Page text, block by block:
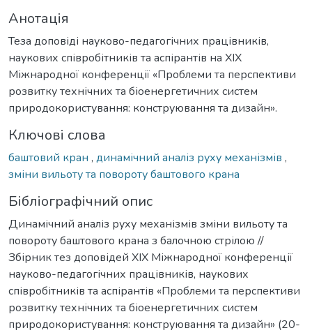
Анотація
Теза доповіді науково-педагогічних працівників,
наукових співробітників та аспірантів на XIX
Міжнародної конференції «Проблеми та перспективи
розвитку технічних та біоенергетичних систем
природокористування: конструювання та дизайн».
Ключові слова
баштовий кран , динамічний аналіз руху механізмів ,
зміни вильоту та повороту баштового крана
Бібліографічний опис
Динамічний аналіз руху механізмів зміни вильоту та
повороту баштового крана з балочною стрілою //
Збірник тез доповідей XIX Міжнародної конференції
науково-педагогічних працівників, наукових
співробітників та аспірантів «Проблеми та перспективи
розвитку технічних та біоенергетичних систем
природокористування: конструювання та дизайн» (20-